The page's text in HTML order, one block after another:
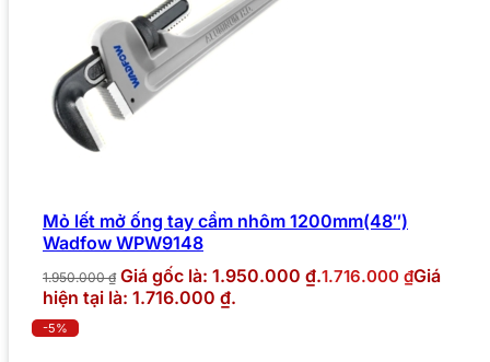
Mỏ lết mở ống tay cầm nhôm 1200mm(48″)
Wadfow WPW9148
1.950.000₫ Giá gốc là: 1.950.000 ₫.1.716.000 ₫Giá
hiện tại là: 1.716.000 ₫.
-5%